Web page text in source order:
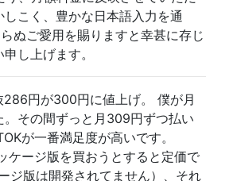
こく、豊かな日本語入力を通
ぬご愛用を賜りますと幸甚に存じ
し上げます。
円が300円に値上げ。 僕が月
その間ずっと月309円ずつ払い
が一番満足度が高いです。
ケージ版を買おうとすると定価で
ジ版は開発されてません）、それ